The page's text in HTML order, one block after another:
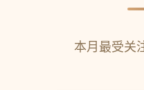
本月最受关